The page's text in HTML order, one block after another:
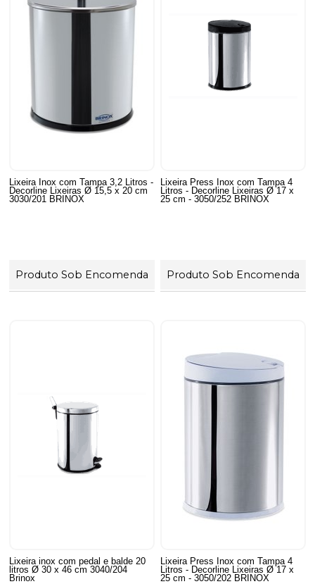
Lixeira Inox com Tampa 3,2 Litros -
Decorline Lixeiras Ø 15,5 x 20 cm
3030/201 BRINOX
Produto Sob Encomenda
Lixeira Press Inox com Tampa 4
Litros - Decorline Lixeiras Ø 17 x
25 cm - 3050/252 BRINOX
Produto Sob Encomenda
Lixeira inox com pedal e balde 20
litros Ø 30 x 46 cm 3040/204
Brinox
Lixeira Press Inox com Tampa 4
Litros - Decorline Lixeiras Ø 17 x
25 cm - 3050/202 BRINOX